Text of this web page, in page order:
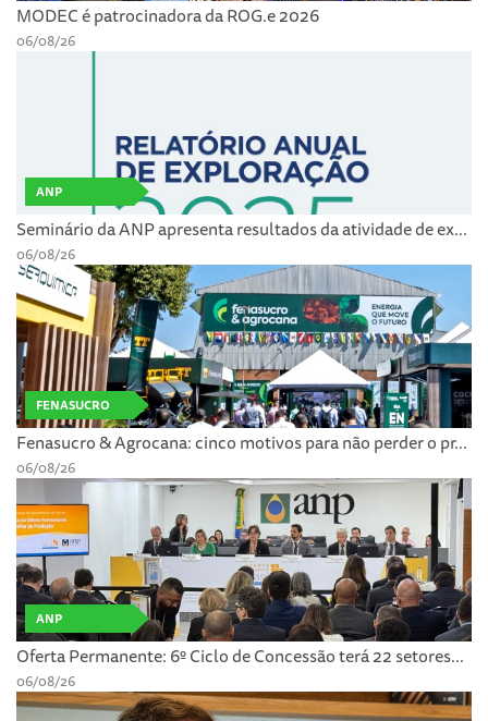
MODEC é patrocinadora da ROG.e 2026
06/08/26
ANP
Seminário da ANP apresenta resultados da atividade de ex...
06/08/26
FENASUCRO
Fenasucro & Agrocana: cinco motivos para não perder o pr...
06/08/26
ANP
Oferta Permanente: 6º Ciclo de Concessão terá 22 setores...
06/08/26